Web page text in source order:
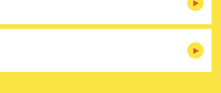
市湖山町東4-7
情報保護担当